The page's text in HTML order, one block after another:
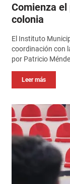
Comienza
colonia
El Instituto
coordinación con
por Patricio
Leer más